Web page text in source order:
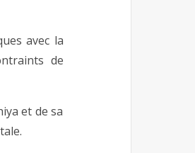
avec la
de
et de sa